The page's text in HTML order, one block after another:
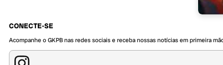
CONECTE-SE
Acompanhe o GKPB nas redes sociais e receba nossas notícias em primeira